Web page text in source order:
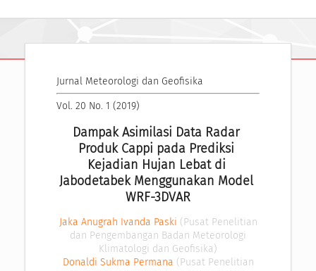
Jurnal Meteorologi dan Geofisika
Vol. 20 No. 1 (2019)
Dampak Asimilasi Data Radar
Produk Cappi pada Prediksi
Kejadian Hujan Lebat di
Jabodetabek Menggunakan Model
WRF-3DVAR
Jaka Anugrah Ivanda Paski (Pusat Penelitian
dan Pengembangan Badan Meteorologi
Klimatologi dan Geofisika)
Donaldi Sukma Permana (Pusat Penelitian